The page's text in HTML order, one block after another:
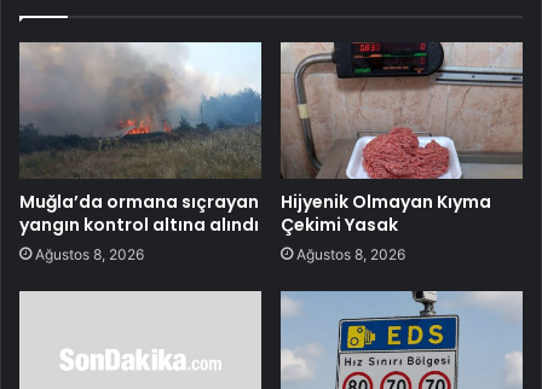
Muğla’da ormana sıçrayan
yangın kontrol altına alındı
Ağustos 8, 2026
Hijyenik Olmayan Kıyma
Çekimi Yasak
Ağustos 8, 2026